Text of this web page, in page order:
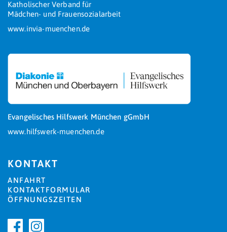
Katholischer Verband für
Mädchen- und Frauensozialarbeit
www.invia-muenchen.de
Evangelisches Hilfswerk München gGmbH
www.hilfswerk-muenchen.de
KONTAKT
ANFAHRT
KONTAKTFORMULAR
ÖFFNUNGSZEITEN